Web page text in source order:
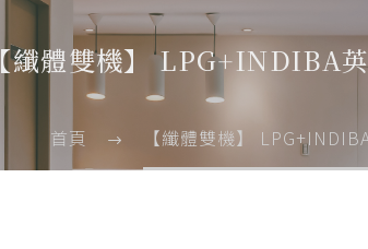
【纖體雙機】 LPG+INDIBA
首頁 【纖體雙機】